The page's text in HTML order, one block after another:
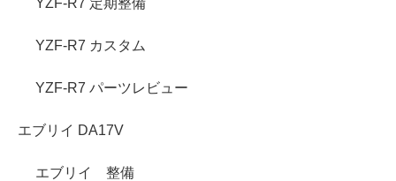
YZF-R7 定期整備
YZF-R7 カスタム
YZF-R7 パーツレビュー
エブリイ DA17V
エブリイ 整備